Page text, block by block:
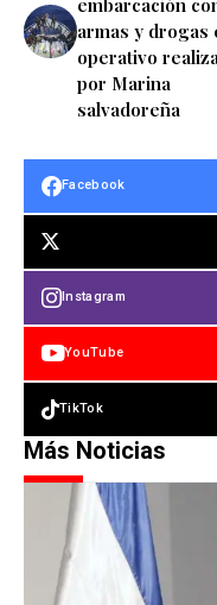
armas y drogas
operativo
por Marina
salvadoreña
Facebook
Instagram
YouTube
TikTok
Más Noticias